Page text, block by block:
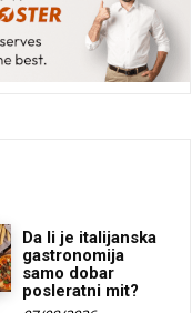
Da li je italijanska
gastronomija
samo dobar
posleratni mit?